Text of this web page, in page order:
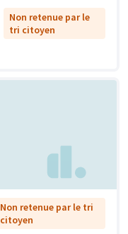
Non retenue par le
tri citoyen
Non retenue par le tri
citoyen